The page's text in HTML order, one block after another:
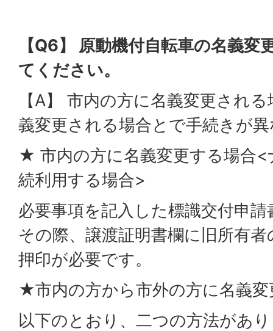
【Q6】 原動機付自転車の名義
てください。
【A】 市内の方に名義変更され
義変更される場合とで手続きが
★ 市内の方に名義変更する場合
続利用する場合>
必要事項を記入した標識交付申
その際、譲渡証明書欄に旧所有
押印が必要です。
★市内の方から市外の方に名義変
以下のとおり、二つの方法があ